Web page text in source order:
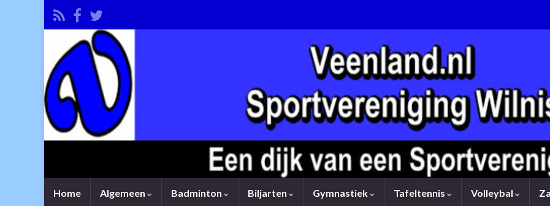
Home Algemeen Badminton Biljarten Gymnastiek Tafeltennis Volleybal